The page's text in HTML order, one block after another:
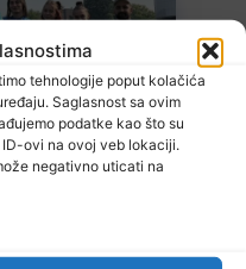
tehnologije poput kolačića
Saglasnost sa ovim
podatke kao što su
ovi na ovoj veb lokaciji.
negativno uticati na
20 godina uz učešće šest